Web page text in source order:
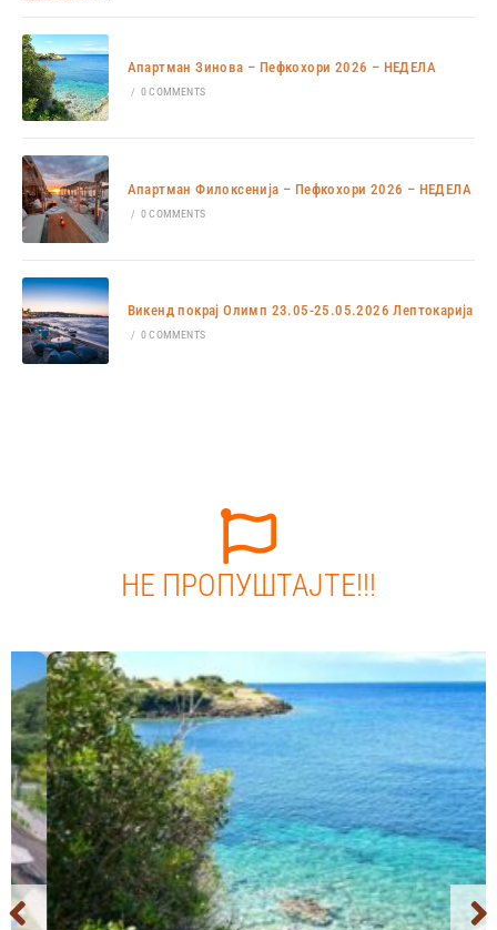
Апартман Зинова – Пефкохори 2026 – НЕДЕЛА
/ 0 COMMENTS
Апартман Филоксенија – Пефкохори 2026 – НЕДЕЛА
/ 0 COMMENTS
Викенд покрај Олимп 23.05-25.05.2026 Лептокарија
/ 0 COMMENTS
НЕ ПРОПУШТАЈТЕ!!!